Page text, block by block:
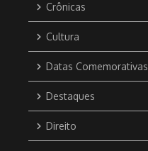
Crônicas
Cultura
Datas Comemorativas
Destaques
Direito